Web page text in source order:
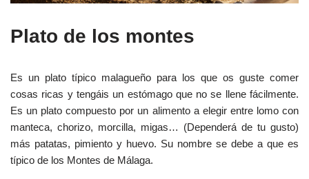
Plato de los montes
Es un plato típico malagueño para los que os guste comer
cosas ricas y tengáis un estómago que no se llene fácilmente.
Es un plato compuesto por un alimento a elegir entre lomo con
manteca, chorizo, morcilla, migas… (Dependerá de tu gusto)
más patatas, pimiento y huevo. Su nombre se debe a que es
típico de los Montes de Málaga.